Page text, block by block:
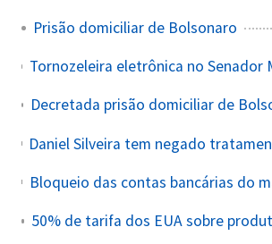
Prisão domiciliar de Bolsonaro